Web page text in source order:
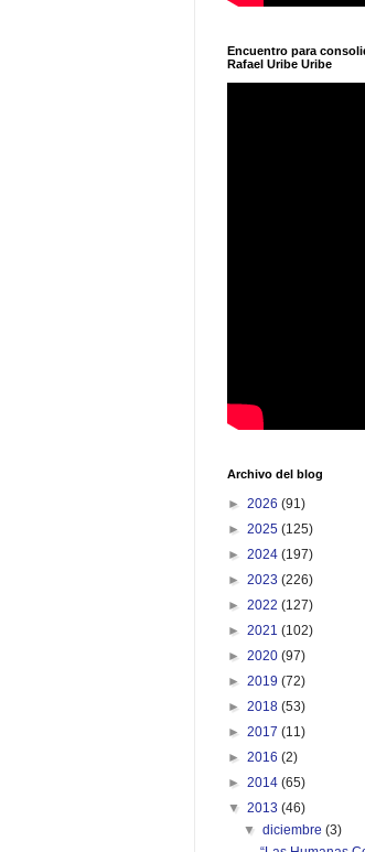
Encuentro para
Rafael Uribe Uribe
Archivo del blog
► 2026 (91)
► 2025 (125)
► 2024 (197)
► 2023 (226)
► 2022 (127)
► 2021 (102)
► 2020 (97)
► 2019 (72)
► 2018 (53)
► 2017 (11)
► 2016 (2)
► 2014 (65)
▼ 2013 (46)
▼diciembre(3)